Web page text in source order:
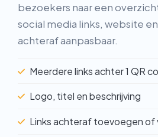
bezoekers naar een
social media links, website
achteraf aanpasbaar.
Meerdere links achter 1 QR
Logo, titel en beschrijving
Links achteraf toevoegen of